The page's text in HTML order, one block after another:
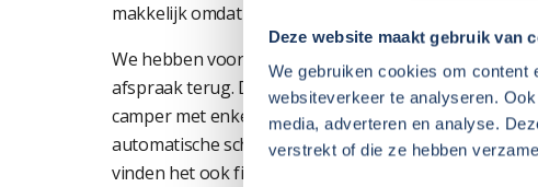
Deze website maakt gebruik van
We gebruiken cookies om content
websiteverkeer te analyseren.
media, adverteren en analyse.
verstrekt of die ze hebben
makkelijk omdat we er dan geen omkijken naar
We hebben vooral goede ervaringen met de
afspraak terug. De huurders zijn ook enthousiast
camper met enkele bedden en een grote garage.
automatische schotel en televisie en dat vinden
vinden het ook fijn dat Noorderzon Campers altijd